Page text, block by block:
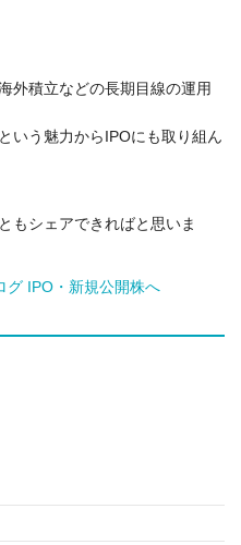
外積立などの長期目線の運用
いう魅力からIPOにも取り組ん
もシェアできればと思いま